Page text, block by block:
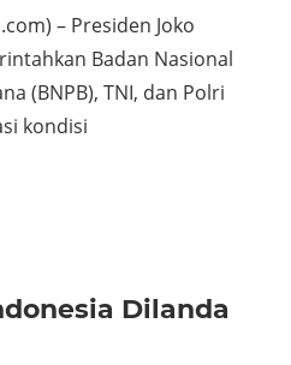
– Presiden Joko
Badan Nasional
(BNPB), TNI, dan Polri
kondisi
Dilanda